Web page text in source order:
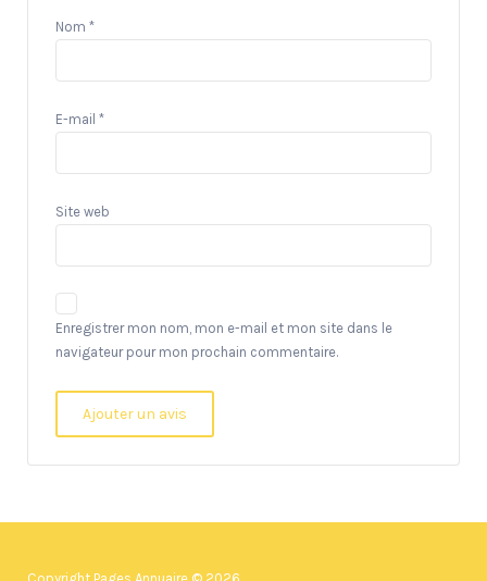
Nom *
E-mail *
Site web
Enregistrer mon nom, mon e-mail et mon site dans le
navigateur pour mon prochain commentaire.